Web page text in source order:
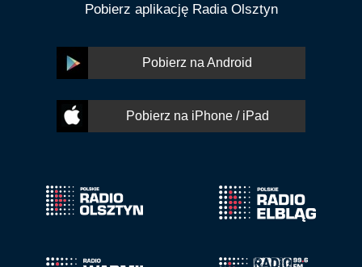
Pobierz aplikację Radia Olsztyn
Pobierz na Android
Pobierz na iPhone / iPad